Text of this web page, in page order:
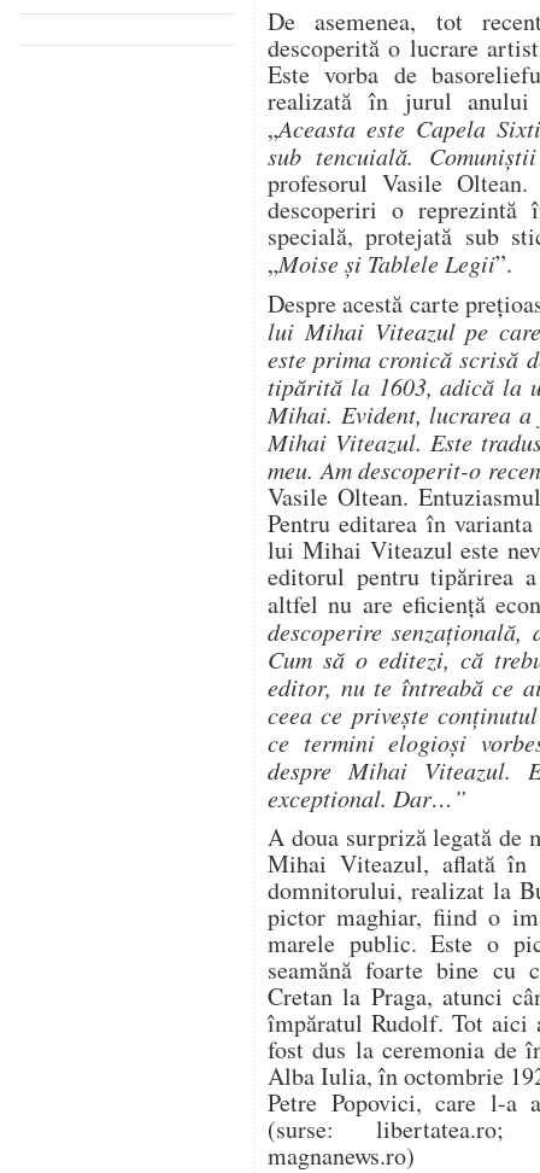
De asemenea, tot
descoperită o lucrare
Este vorba de
realizată în jurul anului
„Aceasta este Capela
sub tencuială.
profesorul Vasile
descoperiri o
specială, protejată sub
„Moise și Tablele Legii”.
Despre acestă carte
lui Mihai Viteazul pe
este prima cronică scrisă
tipărită la 1603, adică la
Mihai. Evident, lucrarea
Mihai Viteazul. Este
meu. Am descoperit-o
Vasile Oltean.
Pentru editarea în
lui Mihai Viteazul este
editorul pentru tipărirea
altfel nu are eficiență
descoperire
Cum să o editezi, că
editor, nu te întreabă ce
ceea ce privește
ce termini elogioși
despre Mihai Viteazul.
exceptional. Dar…”
A doua surpriză legată de
Mihai Viteazul, aflată în
domnitorului, realizat la
pictor maghiar, fiind o
marele public. Este o
seamănă foarte bine cu
Cretan la Praga, atunci
împăratul Rudolf. Tot aici
fost dus la ceremonia de
Alba Iulia, în octombrie
Petre Popovici, care l-a
(surse: libertatea.ro;
magnanews.ro)